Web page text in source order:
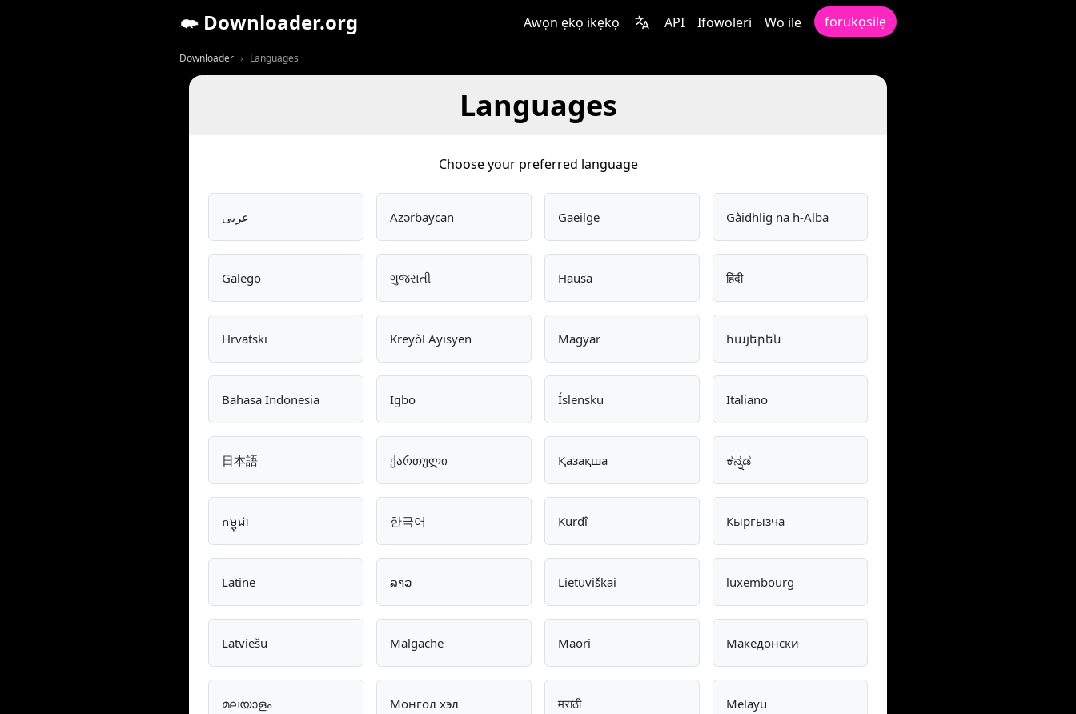
Downloader.org Awọn ẹkọ ikẹkọ API Ifowoleri Wo ile forukọsilẹ
Downloader Languages
Languages
Choose your preferred language
عربى Azərbaycan Gaeilge Gàidhlig na h-Alba
Galego ગુજરાતી Hausa हिंदी
Hrvatski Kreyòl Ayisyen Magyar հայերեն
Bahasa Indonesia Igbo Íslensku Italiano
日本語 ქართული Қазақша ಕನ್ನಡ
កម្ពុជា 한국어 Kurdî Кыргызча
Latine ລາວ Lietuviškai luxembourg
Latviešu Malgache Maori Македонски
മലയാളം Монгол хэл मराठी Melayu